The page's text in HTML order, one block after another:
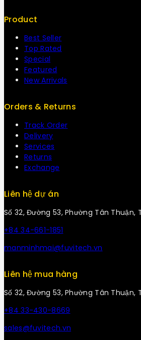
Product
Best Seller
Top Rated
Special
Featured
New Arrivals
Orders & Returns
Track Order
Delivery
Services
Returns
Exchange
Liên hệ dự án
Số 32, Đường 53, Phường Tân Thuận,
+84 34-661-1851
manminhmai@fuvitech.vn
Liên hệ mua hàng
Số 32, Đường 53, Phường Tân Thuận,
+84 33-430-8669
sales@fuvitech.vn